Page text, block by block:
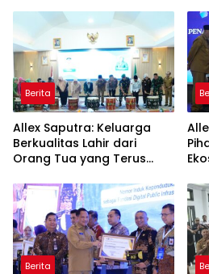
Berita
Allex Saputra: Keluarga
Berkualitas Lahir dari
Orang Tua yang Terus
Berita